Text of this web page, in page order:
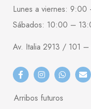
Lunes a viernes:
Sábados: 10:00 –
Av. Italia 2913 / 101 –
Arribos futuros